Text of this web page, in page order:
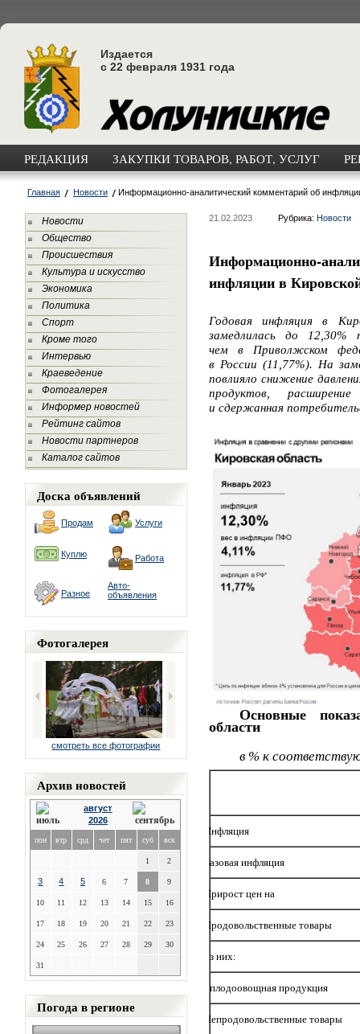
Издается
с 22 февраля 1931 года
РЕДАКЦИЯ ЗАКУПКИ ТОВАРОВ, РАБОТ, УСЛУГ
Главная Новости Информационно-аналитический комментарий об
Новости
Общество
Происшествия
Культура и искусство
Экономика
Политика
Спорт
Кроме того
Интервью
Краеведение
Фотогалерея
Информер новостей
Рейтинг сайтов
Новости партнеров
Каталог сайтов
Доска объявлений
Продам Услуги
Куплю Работа
Разное
Авто-
объявления
Фотогалерея
смотреть все фотографии
Архив новостей
август
2026
пон втр срд чет пят суб вск
1 2
3 4 5 6 7 8 9
10 11 12 13 14 15 16
17 18 19 20 21 22 23
24 25 26 27 28 29 30
31
Погода в регионе
21.02.2023 Рубрика: Новости
Информационно-
инфляции в
Годовая инфляция в
замедлилась до
чем в Приволжском
в России (11,77%). На
повлияло снижение
продуктов,
и сдержанная
Основные
области
в % к
Инфляция
Базовая инфляция
Прирост цен на
Продовольственные товары
из них:
- плодоовощная продукция
Непродовольственные товары